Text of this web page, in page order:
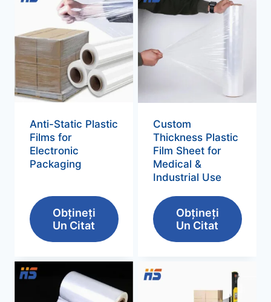
Anti-Static Plastic
Films for
Electronic
Packaging
Obțineți
Un Citat
Custom
Thickness Plastic
Film Sheet for
Medical &
Industrial Use
Obțineți
Un Citat